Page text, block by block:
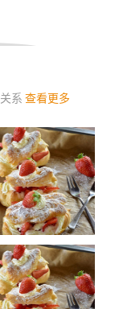
系 查看更多